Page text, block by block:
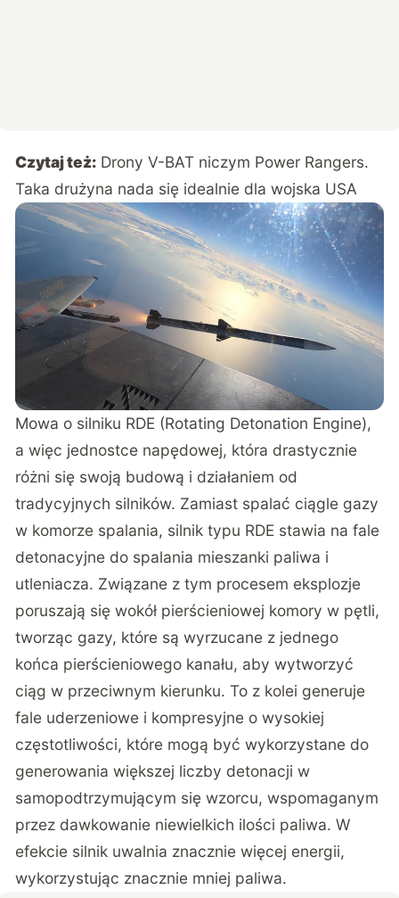
Czytaj też: Drony V-BAT niczym Power Rangers.
Taka drużyna nada się idealnie dla wojska USA
Mowa o silniku RDE (Rotating Detonation Engine),
a więc jednostce napędowej, która drastycznie
różni się swoją budową i działaniem od
tradycyjnych silników. Zamiast spalać ciągle gazy
w komorze spalania, silnik typu RDE stawia na fale
detonacyjne do spalania mieszanki paliwa i
utleniacza. Związane z tym procesem eksplozje
poruszają się wokół pierścieniowej komory w pętli,
tworząc gazy, które są wyrzucane z jednego
końca pierścieniowego kanału, aby wytworzyć
ciąg w przeciwnym kierunku. To z kolei generuje
fale uderzeniowe i kompresyjne o wysokiej
częstotliwości, które mogą być wykorzystane do
generowania większej liczby detonacji w
samopodtrzymującym się wzorcu, wspomaganym
przez dawkowanie niewielkich ilości paliwa. W
efekcie silnik uwalnia znacznie więcej energii,
wykorzystując znacznie mniej paliwa.